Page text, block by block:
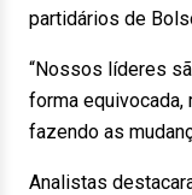
partidários de
“Nossos líderes
forma
fazendo as
Analistas